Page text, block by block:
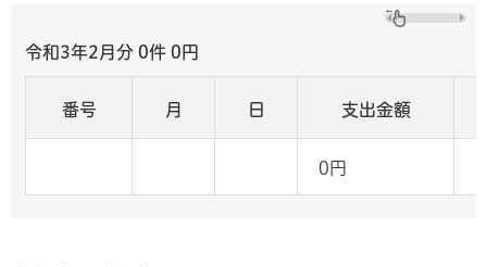
令和3年2月分 0件 0 円
番号 月 日 支出金額
0円